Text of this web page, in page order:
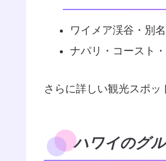
ワイメア渓谷・別
ナパリ・コースト
さらに詳しい観光スポッ
ハワイのグ